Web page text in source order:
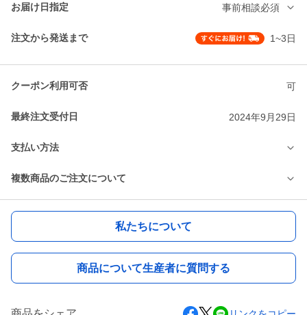
お届け日指定 事前相談必須
注文から発送まで 1~3日
クーポン利用可否 可
最終注文受付日 2024年9月29日
支払い方法
複数商品のご注文について
私たちについて
商品について生産者に質問する